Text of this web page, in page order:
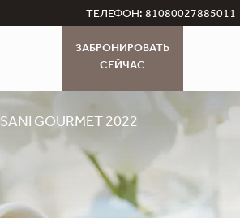
ТЕЛЕФОН: 81080027885011
ЗАБРОНИРОВАТЬ
СЕЙЧАС
SANI GOURMET 2022